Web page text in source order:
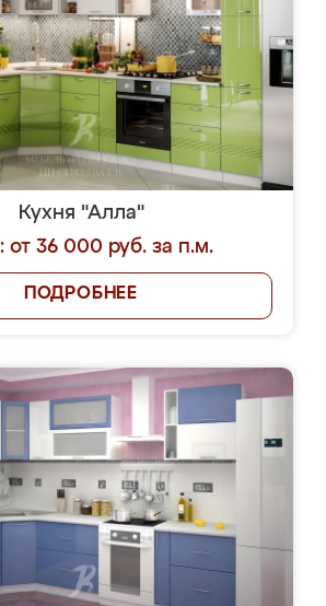
Кухня "Алла"
от 36 000 руб. за п.м.
ПОДРОБНЕЕ